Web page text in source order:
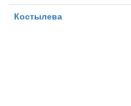
Костылева